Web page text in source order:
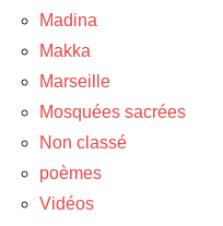
Madina
Makka
Marseille
Mosquées sacrées
Non classé
poèmes
Vidéos